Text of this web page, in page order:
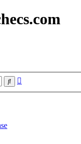
Rechercher